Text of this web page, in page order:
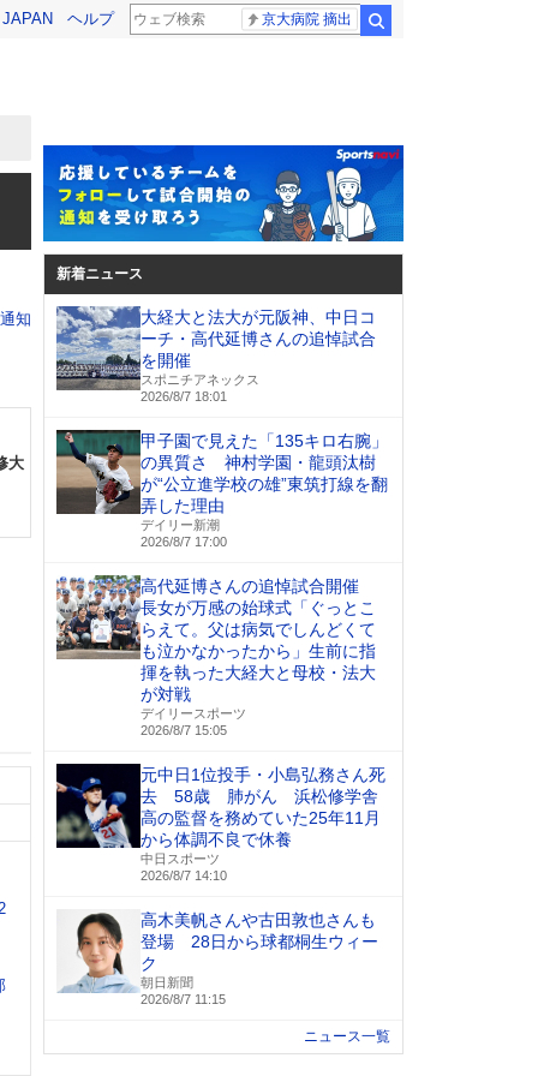
ヘルプ 京大病院 摘出
知
大
新着ニュース
大経大と法大が元阪神、中日コ
ーチ・高代延博さんの追悼試合
を開催
スポニチアネックス
2026/8/7 18:01
甲子園で見えた「135キロ右腕」
の異質さ 神村学園・龍頭汰樹
が“公立進学校の雄”東筑打線を翻
弄した理由
デイリー新潮
2026/8/7 17:00
高代延博さんの追悼試合開催
長女が万感の始球式「ぐっとこ
らえて。父は病気でしんどくて
も泣かなかったから」生前に指
揮を執った大経大と母校・法大
が対戦
デイリースポーツ
2026/8/7 15:05
元中日1位投手・小島弘務さん死
去 58歳 肺がん 浜松修学舎
高の監督を務めていた25年11月
から体調不良で休養
中日スポーツ
2026/8/7 14:10
高木美帆さんや古田敦也さんも
登場 28日から球都桐生ウィー
ク
朝日新聞
2026/8/7 11:15
ニュース一覧